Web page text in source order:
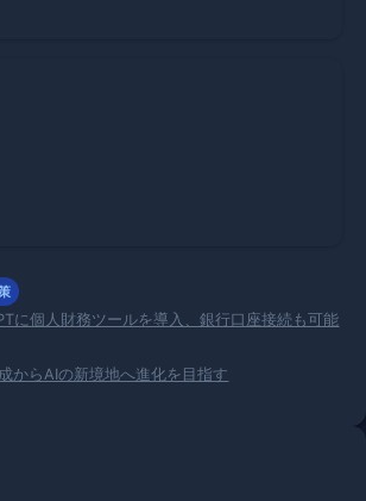
に個人財務ツールを導入、銀行口座接続も可能
からAIの新境地へ進化を目指す